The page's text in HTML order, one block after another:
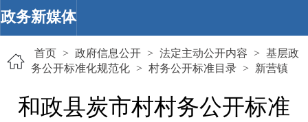
政务新媒体
首页 > 政府信息公开 > 法定主动公开内容 > 基层政
务公开标准化规范化 > 村务公开标准目录 > 新营镇
和政县炭市村村务公开标准